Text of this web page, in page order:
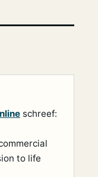
schreef:
to life